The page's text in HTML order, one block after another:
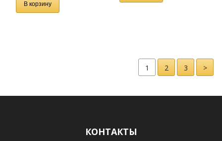
В корзину
1 2 3 >
КОНТАКТЫ